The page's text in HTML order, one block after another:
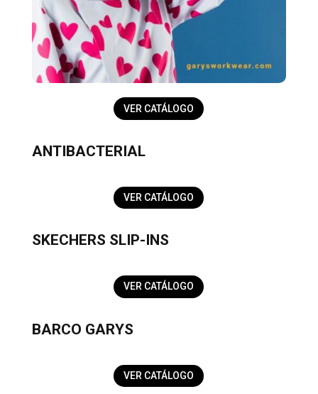
VER CATÁLOGO
ANTIBACTERIAL
VER CATÁLOGO
SKECHERS SLIP-INS
VER CATÁLOGO
BARCO GARYS
VER CATÁLOGO